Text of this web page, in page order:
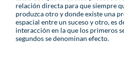
relación directa para que siempre
produzca otro y donde existe una
espacial entre un suceso y otro, es
interacción en la que los primeros
segundos se denominan efecto.